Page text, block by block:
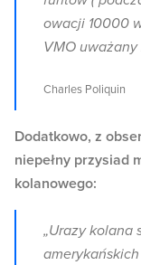
owacji 10000
VMO
Charles Poliquin
Dodatkowo, z
niepełny przysiad
kolanowego:
„Urazy kolana